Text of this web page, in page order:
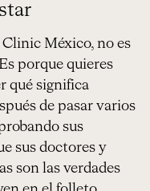
México, no es
porque quieres
qué significa
de pasar varios
sus
sus doctores y
son las verdades